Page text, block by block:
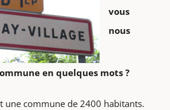
vous
nous
en quelques mots ?
une commune de 2400 habitants.